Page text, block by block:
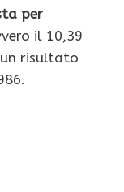
per
il 10,39
risultato